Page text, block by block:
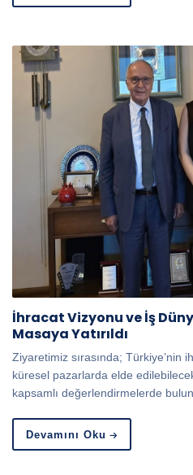
İhracat Vizyonu ve İş
Masaya Yatırıldı
Ziyaretimiz sırasında; Türkiye’nin
küresel pazarlarda elde
kapsamlı değerlendirmelerde
Devamını Oku